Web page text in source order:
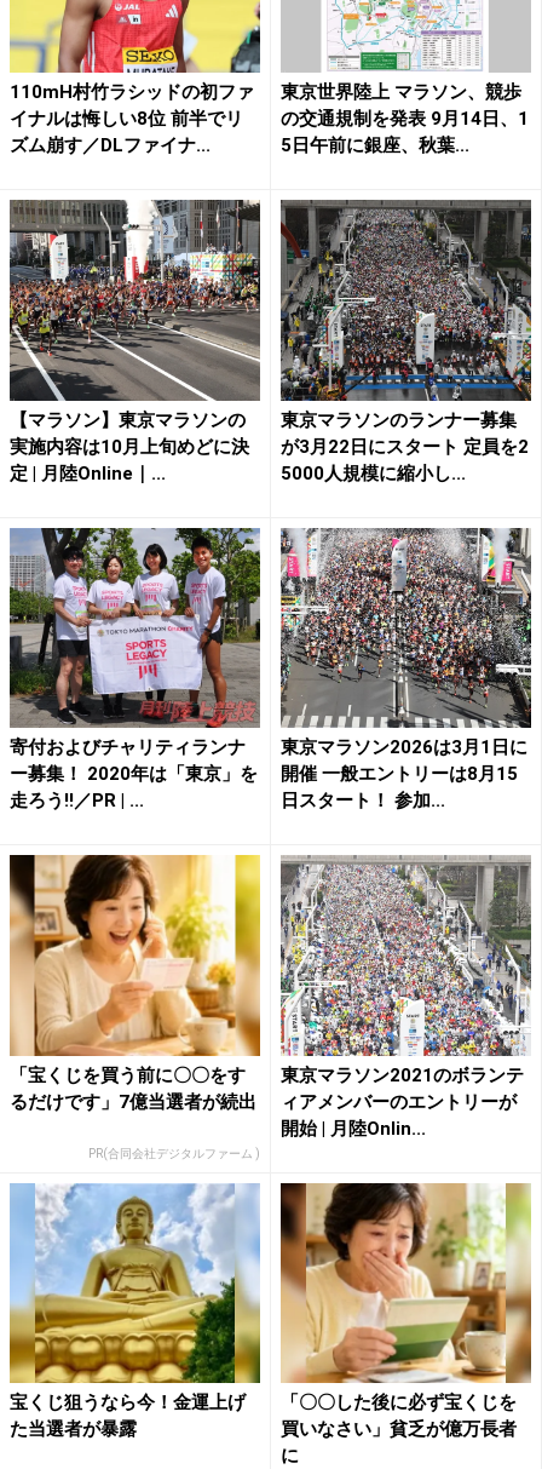
110mH村竹ラシッドの初ファ
イナルは悔しい8位 前半でリ
ズム崩す／DLファイナ...
東京世界陸上 マラソン、競歩
の交通規制を発表 9月14日、1
5日午前に銀座、秋葉...
【マラソン】東京マラソンの
実施内容は10月上旬めどに決
定 | 月陸Online｜...
東京マラソンのランナー募集
が3月22日にスタート 定員を2
5000人規模に縮小し...
寄付およびチャリティランナ
ー募集！ 2020年は「東京」を
走ろう!!／PR | ...
東京マラソン2026は3月1日に
開催 一般エントリーは8月15
日スタート！ 参加...
「宝くじを買う前に〇〇をす
るだけです」7億当選者が続出
PR(合同会社デジタルファーム )
東京マラソン2021のボランテ
ィアメンバーのエントリーが
開始 | 月陸Onlin...
宝くじ狙うなら今！金運上げ
た当選者が暴露
「〇〇した後に必ず宝くじを
買いなさい」貧乏が億万長者
に